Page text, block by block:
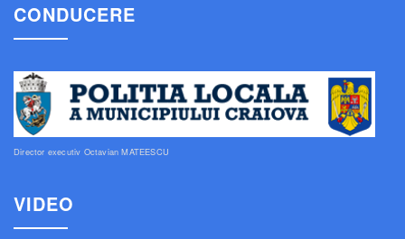
CONDUCERE
Director executiv Octavian MATEESCU
VIDEO